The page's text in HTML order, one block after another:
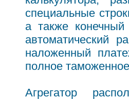
специальные
а также конечный
автоматический
наложенный
полное
Агрегатор